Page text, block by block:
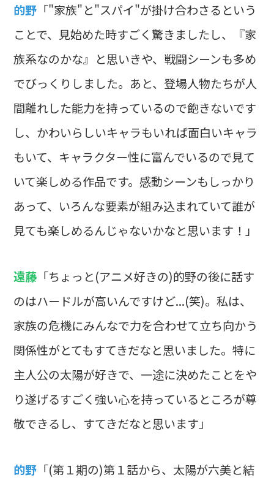
的野 「"家族"と"スパイ"が掛け合わさるという
ことで、見始めた時すごく驚きましたし、『家
族系なのかな』と思いきや、戦闘シーンも多め
でびっくりしました。あと、登場人物たちが人
間離れした能力を持っているので飽きないです
し、かわいらしいキャラもいれば面白いキャラ
もいて、キャラクター性に富んでいるので見て
いて楽しめる作品です。感動シーンもしっかり
あって、いろんな要素が組み込まれていて誰が
見ても楽しめるんじゃないかなと思います！」
遠藤 「ちょっと(アニメ好きの)的野の後に話す
のはハードルが高いんですけど...(笑)。私は、
家族の危機にみんなで力を合わせて立ち向かう
関係性がとてもすてきだなと思いました。特に
主人公の太陽が好きで、一途に決めたことをや
り遂げるすごく強い心を持っているところが尊
敬できるし、すてきだなと思います」
的野 「(第１期の)第１話から、太陽が六美と結